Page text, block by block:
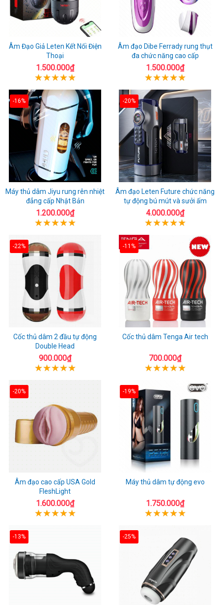
Âm Đạo Giả Leten Kết Nối Điện
Thoại
1.500.000₫
Âm đạo Dibe Ferrady rung thụt
đa chức năng cao cấp
1.500.000₫
-16%
Máy thủ dâm Jiyu rung rên nhiệt
đẳng cấp Nhật Bản
1.200.000₫
-20%
Âm đạo Leten Future chức năng
tự động bú mút và sưởi ấm
4.000.000₫
-22%
Cốc thủ dâm 2 đầu tự động
Double Head
900.000₫
-11%
Cốc thủ dâm Tenga Air tech
700.000₫
-20%
Âm đạo cao cấp USA Gold
FleshLight
1.600.000₫
-19%
Máy thủ dâm tự động evo
1.750.000₫
-13% -25%